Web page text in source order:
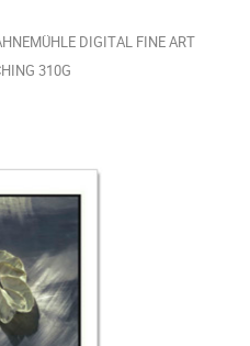
DIGITAL FINE ART
310G